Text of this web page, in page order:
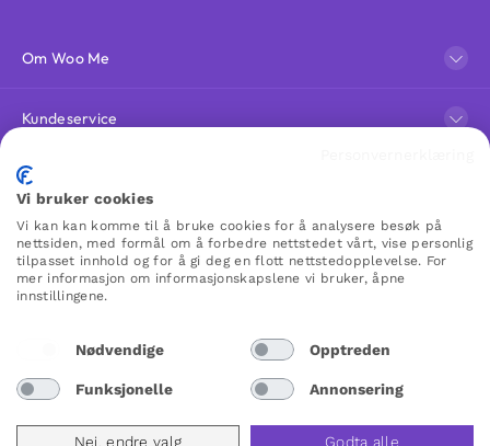
Om Woo Me
Kundeservice
Favoritter
WOO ME
Norway
Vi bruker cookies
Vi kan kan komme til å bruke cookies for å analysere besøk på
nettsiden, med formål om å forbedre nettstedet vårt, vise personlig
tilpasset innhold og for å gi deg en flott nettstedopplevelse. For
mer informasjon om informasjonskapslene vi bruker, åpne
innstillingene.
Nødvendige Opptreden
Funksjonelle Annonsering
Nei, endre valg Godta alle